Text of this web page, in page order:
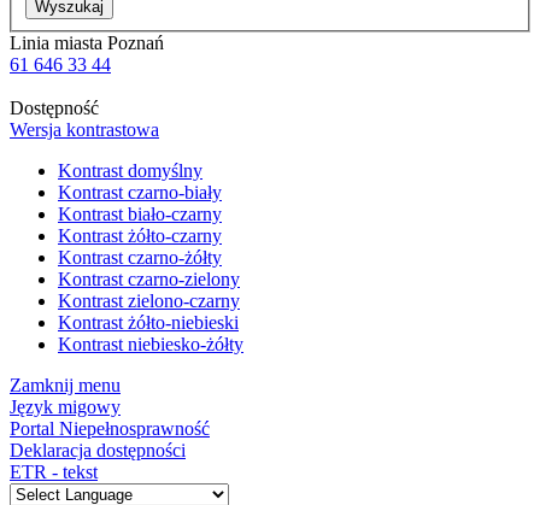
Wyszukaj
Linia miasta Poznań
61 646 33 44
Dostępność
Wersja kontrastowa
Kontrast domyślny
Kontrast czarno-biały
Kontrast biało-czarny
Kontrast żółto-czarny
Kontrast czarno-żółty
Kontrast czarno-zielony
Kontrast zielono-czarny
Kontrast żółto-niebieski
Kontrast niebiesko-żółty
Zamknij menu
Język migowy
Portal Niepełnosprawność
Deklaracja dostępności
ETR - tekst